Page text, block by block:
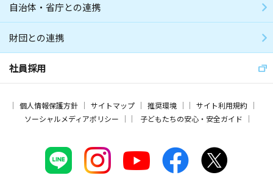
自治体・省庁との連携
財団との連携
社員採用
個人情報保護方針 サイトマップ 推奨環境
サイト利用規約
ソーシャルメディアポリシー
子どもたちの安心・安全ガイド